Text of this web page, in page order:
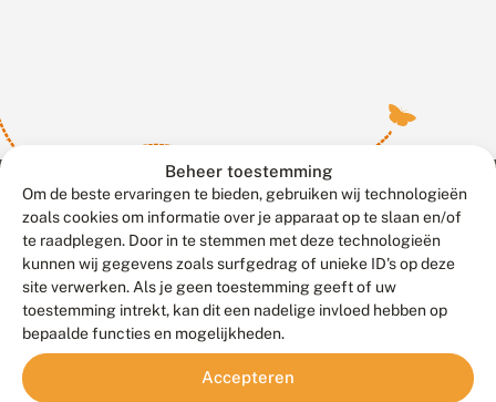
Beheer toestemming
Om de beste ervaringen te bieden, gebruiken wij technologieën
zoals cookies om informatie over je apparaat op te slaan en/of
te raadplegen. Door in te stemmen met deze technologieën
kunnen wij gegevens zoals surfgedrag of unieke ID's op deze
site verwerken. Als je geen toestemming geeft of uw
toestemming intrekt, kan dit een nadelige invloed hebben op
bepaalde functies en mogelijkheden.
Accepteren
Contact
Veelgestelde vragen
Meld waarnemingen© 2026 Vlinderstichting
Duurzaam ontwikkeld door
Go2People
, ontworpen door
Blue Field Agency
Privacy
Disclaimer
Sitemap